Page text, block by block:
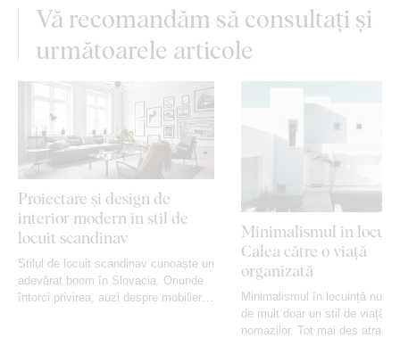
Vă recomandăm să consultați și
următoarele articole
Proiectare și design de
interior modern în stil de
locuit scandinav
Stilul de locuit scandinav cunoaște un
adevărat boom în Slovacia. Oriunde
întorci privirea, auzi despre mobilierul
Minimalismul în
Calea către o viață
organizată
Minimalismul în locuință nu
de mult doar un stil de viață al
nomazilor. Tot mai des atrage